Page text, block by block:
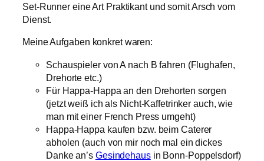
Set-Runner eine Art Praktikant und somit Arsch vom
Dienst.
Meine Aufgaben konkret waren:
Schauspieler von A nach B fahren (Flughafen,
Drehorte etc.)
Für Happa-Happa an den Drehorten sorgen
(jetzt weiß ich als Nicht-Kaffetrinker auch, wie
man mit einer French Press umgeht)
Happa-Happa kaufen bzw. beim Caterer
abholen (auch von mir noch mal ein dickes
Danke an’s Gesindehausin Bonn-Poppelsdorf)